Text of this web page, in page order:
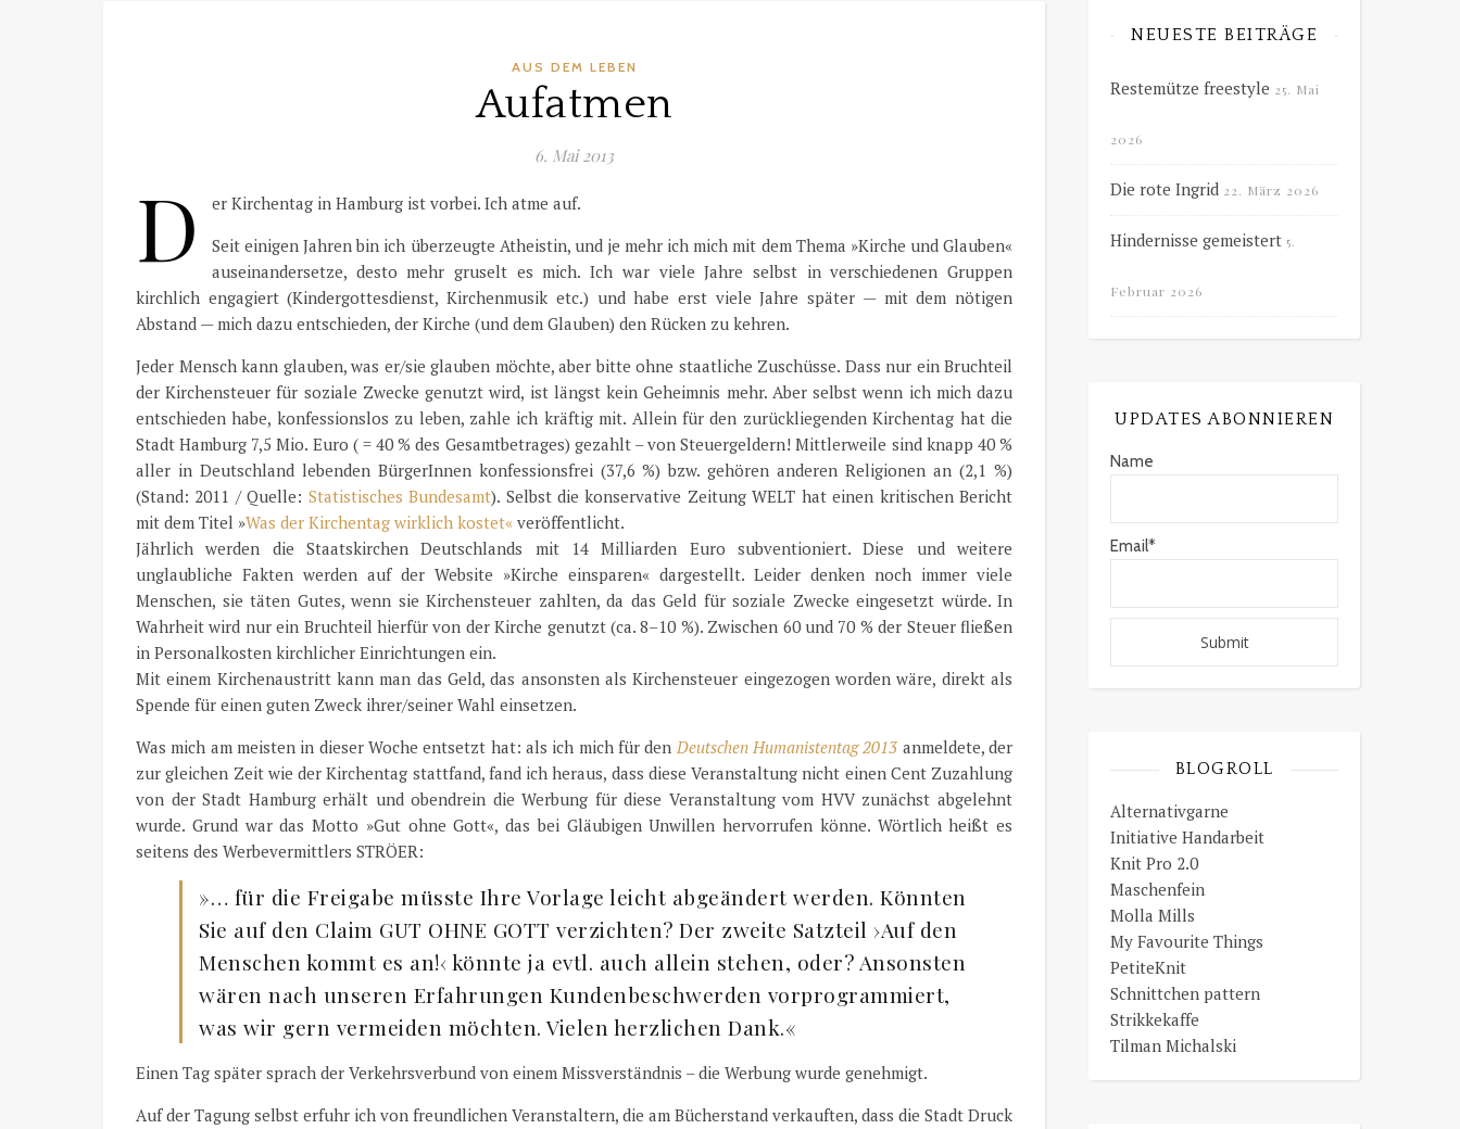
AUS DEM LEBEN
Aufatmen
6. Mai 2013
D
er Kirchentag in Hamburg ist vorbei. Ich atme auf.
Seit einigen Jahren bin ich überzeugte Atheistin, und je mehr ich mich mit dem Thema »Kirche und Glauben«
auseinandersetze, desto mehr gruselt es mich. Ich war viele Jahre selbst in verschiedenen Gruppen
kirchlich engagiert (Kindergottesdienst, Kirchenmusik etc.) und habe erst viele Jahre später — mit dem nötigen
Abstand — mich dazu entschieden, der Kirche (und dem Glauben) den Rücken zu kehren.
Jeder Mensch kann glauben, was er/sie glauben möchte, aber bitte ohne staatliche Zuschüsse. Dass nur ein Bruchteil
der Kirchensteuer für soziale Zwecke genutzt wird, ist längst kein Geheimnis mehr. Aber selbst wenn ich mich dazu
entschieden habe, konfessionslos zu leben, zahle ich kräftig mit. Allein für den zurückliegenden Kirchentag hat die
Stadt Hamburg 7,5 Mio. Euro ( = 40 % des Gesamtbetrages) gezahlt – von Steuergeldern! Mittlerweile sind knapp 40 %
aller in Deutschland lebenden BürgerInnen konfessionsfrei (37,6 %) bzw. gehören anderen Religionen an (2,1 %)
(Stand: 2011 / Quelle: Statistisches Bundesamt). Selbst die konservative Zeitung WELT hat einen kritischen Bericht
mit dem Titel »Was der Kirchentag wirklich kostet« veröffentlicht.
Jährlich werden die Staatskirchen Deutschlands mit 14 Milliarden Euro subventioniert. Diese und weitere
unglaubliche Fakten werden auf der Website »Kirche einsparen« dargestellt. Leider denken noch immer viele
Menschen, sie täten Gutes, wenn sie Kirchensteuer zahlten, da das Geld für soziale Zwecke eingesetzt würde. In
Wahrheit wird nur ein Bruchteil hierfür von der Kirche genutzt (ca. 8–10 %). Zwischen 60 und 70 % der Steuer fließen
in Personalkosten kirchlicher Einrichtungen ein.
Mit einem Kirchenaustritt kann man das Geld, das ansonsten als Kirchensteuer eingezogen worden wäre, direkt als
Spende für einen guten Zweck ihrer/seiner Wahl einsetzen.
Was mich am meisten in dieser Woche entsetzt hat: als ich mich für den Deutschen Humanistentag 2013 anmeldete, der
zur gleichen Zeit wie der Kirchentag stattfand, fand ich heraus, dass diese Veranstaltung nicht einen Cent Zuzahlung
von der Stadt Hamburg erhält und obendrein die Werbung für diese Veranstaltung vom HVV zunächst abgelehnt
wurde. Grund war das Motto »Gut ohne Gott«, das bei Gläubigen Unwillen hervorrufen könne. Wörtlich heißt es
seitens des Werbevermittlers STRÖER:
»… für die Freigabe müsste Ihre Vorlage leicht abgeändert werden. Könnten
Sie auf den Claim GUT OHNE GOTT verzichten? Der zweite Satzteil ›Auf den
Menschen kommt es an!‹ könnte ja evtl. auch allein stehen, oder? Ansonsten
wären nach unseren Erfahrungen Kunden­beschwerden vorprogrammiert,
was wir gern vermeiden möchten. Vielen herzlichen Dank.«
Einen Tag später sprach der Verkehrsverbund von einem Missverständnis – die Werbung wurde genehmigt.
Auf der Tagung selbst erfuhr ich von freundlichen Veranstaltern, die am Bücherstand verkauften, dass die Stadt Druck
NEUESTE BEITRÄGE
Restemütze freestyle 25. Mai
2026
Die rote Ingrid 22. März 2026
Hindernisse gemeistert 5.
Februar 2026
UPDATES ABONNIEREN
Name
Email*
BLOGROLL
Alternativgarne
Initiative Handarbeit
Knit Pro 2.0
Maschenfein
Molla Mills
My Favourite Things
PetiteKnit
Schnittchen pattern
Strikkekaffe
Tilman Michalski